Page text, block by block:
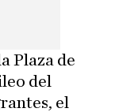
Plaza de
del
el